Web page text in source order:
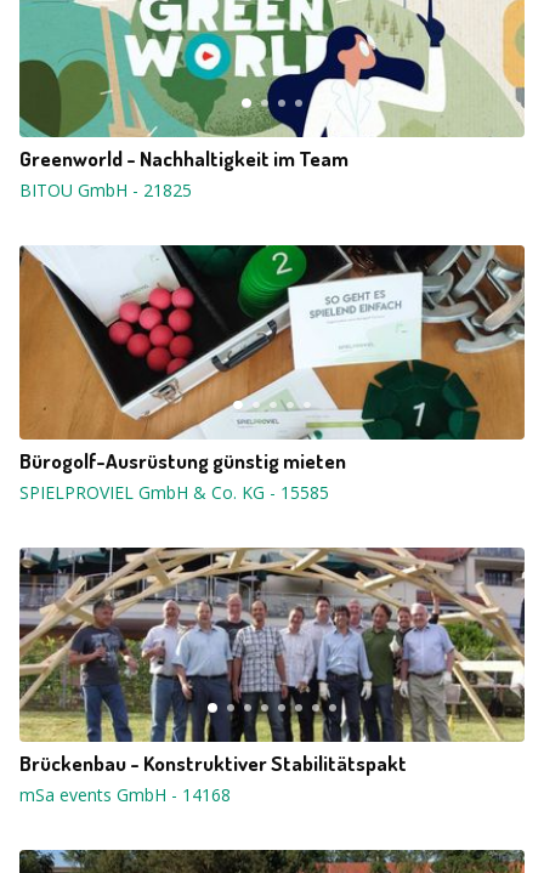
Greenworld - Nachhaltigkeit im Team
BITOU GmbH - 21825
Bürogolf-Ausrüstung günstig mieten
SPIELPROVIEL GmbH & Co. KG - 15585
Brückenbau - Konstruktiver Stabilitätspakt
mSa events GmbH - 14168